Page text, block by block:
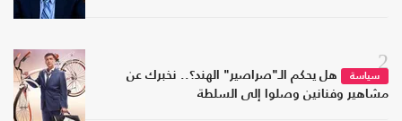
2
سياسة
هل يحكم الـ"صراصير" الهند؟.. نخبرك عن
مشاهير وفنانين وصلوا إلى السلطة